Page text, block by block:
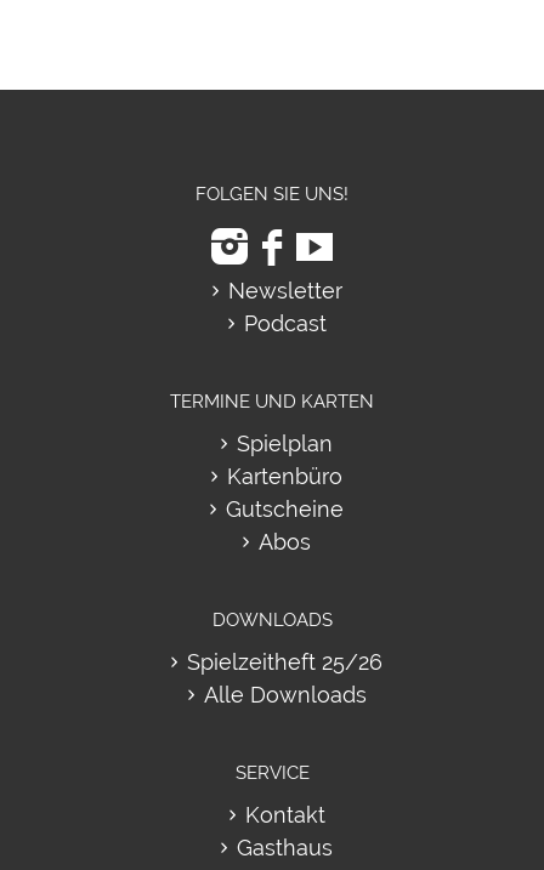
FOLGEN SIE UNS!
Newsletter
Podcast
TERMINE UND KARTEN
Spielplan
Kartenbüro
Gutscheine
Abos
DOWNLOADS
Spielzeitheft 25/26
Alle Downloads
SERVICE
Kontakt
Gasthaus